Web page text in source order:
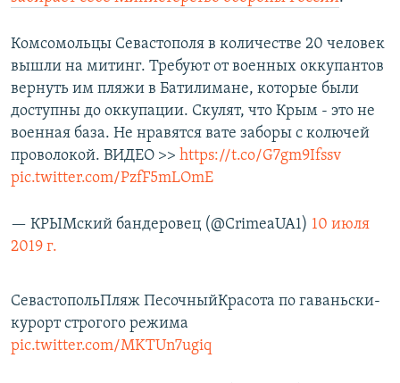
Комсомольцы Севастополя в количестве 20 человек
вышли на митинг. Требуют от военных оккупантов
вернуть им пляжи в Батилимане, которые были
доступны до оккупации. Скулят, что Крым - это не
военная база. Не нравятся вате заборы с колючей
проволокой. ВИДЕО >> https://t.co/G7gm9Ifssv
pic.twitter.com/PzfF5mLOmE
— КРЫМский бандеровец (@CrimeaUA1) 10 июля
2019 г.
СевастопольПляж ПесочныйКрасота по гаваньски-
курорт строгого режима
pic.twitter.com/MKTUn7ugiq